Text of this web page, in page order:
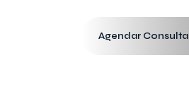
Agendar Consulta